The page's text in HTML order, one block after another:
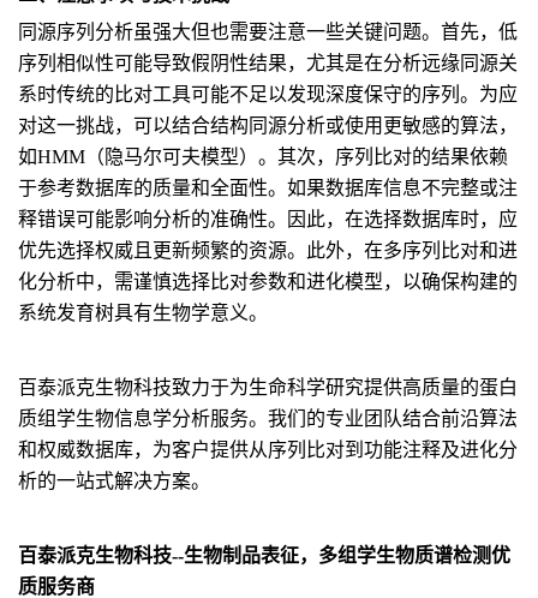
同源序列分析虽强大但也需要注意一些关键问题。首先，低
序列相似性可能导致假阴性结果，尤其是在分析远缘同源关
系时传统的比对工具可能不足以发现深度保守的序列。为应
对这一挑战，可以结合结构同源分析或使用更敏感的算法，
如HMM（隐马尔可夫模型）。其次，序列比对的结果依赖
于参考数据库的质量和全面性。如果数据库信息不完整或注
释错误可能影响分析的准确性。因此，在选择数据库时，应
优先选择权威且更新频繁的资源。此外，在多序列比对和进
化分析中，需谨慎选择比对参数和进化模型，以确保构建的
系统发育树具有生物学意义。
百泰派克生物科技致力于为生命科学研究提供高质量的蛋白
质组学生物信息学分析服务。我们的专业团队结合前沿算法
和权威数据库，为客户提供从序列比对到功能注释及进化分
析的一站式解决方案。
百泰派克生物科技--生物制品表征，多组学生物质谱检测优
质服务商